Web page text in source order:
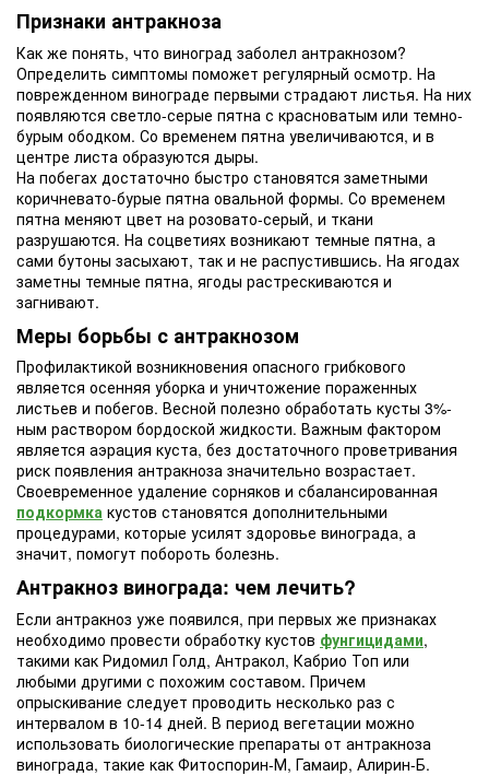
Признаки антракноза
Как же понять, что виноград заболел антракнозом?
Определить симптомы поможет регулярный осмотр. На
поврежденном винограде первыми страдают листья. На них
появляются светло-серые пятна с красноватым или темно-
бурым ободком. Со временем пятна увеличиваются, и в
центре листа образуются дыры.
На побегах достаточно быстро становятся заметными
коричневато-бурые пятна овальной формы. Со временем
пятна меняют цвет на розовато-серый, и ткани
разрушаются. На соцветиях возникают темные пятна, а
сами бутоны засыхают, так и не распустившись. На ягодах
заметны темные пятна, ягоды растрескиваются и
загнивают.
Меры борьбы с антракнозом
Профилактикой возникновения опасного грибкового
является осенняя уборка и уничтожение пораженных
листьев и побегов. Весной полезно обработать кусты 3%-
ным раствором бордоской жидкости. Важным фактором
является аэрация куста, без достаточного проветривания
риск появления антракноза значительно возрастает.
Своевременное удаление сорняков и сбалансированная
подкормка кустов становятся дополнительными
процедурами, которые усилят здоровье винограда, а
значит, помогут побороть болезнь.
Антракноз винограда: чем лечить?
Если антракноз уже появился, при первых же признаках
необходимо провести обработку кустов фунгицидами,
такими как Ридомил Голд, Антракол, Кабрио Топ или
любыми другими с похожим составом. Причем
опрыскивание следует проводить несколько раз с
интервалом в 10-14 дней. В период вегетации можно
использовать биологические препараты от антракноза
винограда, такие как Фитоспорин-М, Гамаир, Алирин-Б.